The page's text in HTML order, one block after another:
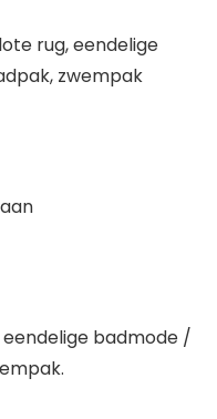
rug, eendelige
zwempak
badmode /